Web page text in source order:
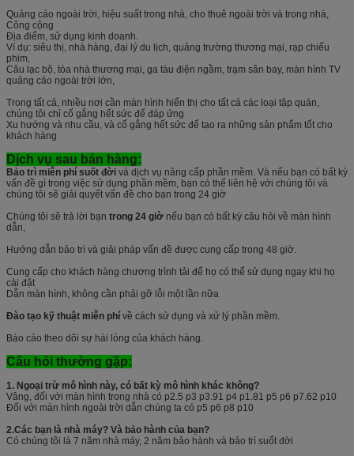
Quảng cáo ngoài trời, hiệu suất trong nhà, cho thuê ngoài trời và trong nhà,
Công cộng
Địa điểm, sử dụng kinh doanh.
Ví dụ: siêu thị, nhà hàng, đại lý du lịch, quảng trường thương mại, rạp chiếu
phim,
Câu lạc bộ, tòa nhà thương mại, ga tàu điện ngầm, trạm sân bay, màn hình TV
quảng cáo ngoài trời lớn,
Trong tất cả, nhiều nơi cần màn hình hiển thị cho tất cả các loại tập quán,
chúng tôi chỉ cố gắng hết sức để đáp ứng
Xu hướng và nhu cầu, và cố gắng hết sức để tạo ra những sản phẩm tốt cho
khách hàng
Dịch vụ sau bán hàng:
Bảo trì miễn phí suốt đời và dịch vụ nâng cấp phần mềm. Và nếu bạn có bất kỳ
vấn đề gì trong việc sử dụng phần mềm, bạn có thể liên hệ với chúng tôi và
chúng tôi sẽ giải quyết vấn đề cho bạn trong 24 giờ
Chúng tôi sẽ trả lời bạn trong 24 giờ nếu bạn có bất kỳ câu hỏi về màn hình
dẫn,
Hướng dẫn bảo trì và giải pháp vấn đề được cung cấp trong 48 giờ.
Cung cấp cho khách hàng chương trình tải để họ có thể sử dụng ngay khi họ
cài đặt
Dẫn màn hình, không cần phải gỡ lỗi một lần nữa
Đào tạo kỹ thuật miễn phí về cách sử dụng và xử lý phần mềm.
Báo cáo theo dõi sự hài lòng của khách hàng.
Câu hỏi thường gặp:
1. Ngoại trừ mô hình này, có bất kỳ mô hình khác không?
Vâng, đối với màn hình trong nhà có p2.5 p3 p3.91 p4 p1.81 p5 p6 p7.62 p10
Đối với màn hình ngoài trời dẫn chúng ta có p5 p6 p8 p10
2.Các bạn là nhà máy? Và bảo hành của bạn?
Có chúng tôi là 7 năm nhà máy, 2 năm bảo hành và bảo trì suốt đời